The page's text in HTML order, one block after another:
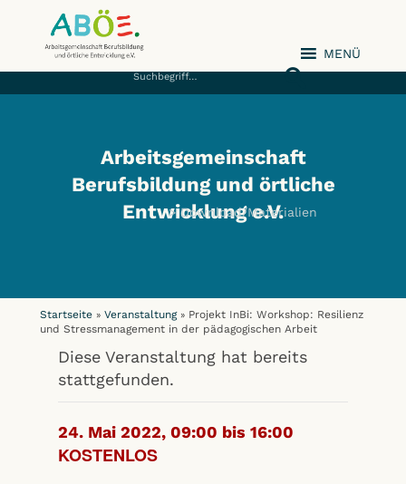
Download/Materialien
MENÜ
Arbeitsgemeinschaft
Berufsbildung und örtliche
Entwicklung e.V.
Startseite » Veranstaltung» Projekt InBi: Workshop: Resilienz
und Stressmanagement in der pädagogischen Arbeit
Diese Veranstaltung hat bereits
stattgefunden.
24. Mai 2022, 09:00 bis 16:00
KOSTENLOS